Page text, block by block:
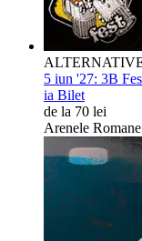
5 iun '27: 3B
ia Bilet
de la 70 lei
Arenele Romane